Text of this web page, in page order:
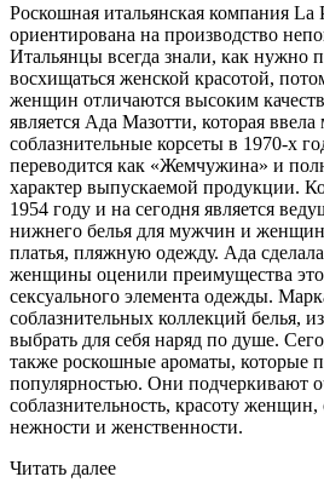
Роскошная итальянская компания La
ориентирована на производство
Итальянцы всегда знали, как нужно
восхищаться женской красотой,
женщин отличаются высоким
является Ада Мазотти, которая
соблазнительные корсеты в 1970-х
переводится как «Жемчужина» и
характер выпускаемой продукции.
1954 году и на сегодня является
нижнего белья для мужчин и
платья, пляжную одежду. Ада
женщины оценили преимущества
сексуального элемента одежды.
соблазнительных коллекций белья,
выбрать для себя наряд по душе.
также роскошные ароматы, которые
популярностью. Они подчеркивают
соблазнительность, красоту женщин,
нежности и женственности.
Читать далее